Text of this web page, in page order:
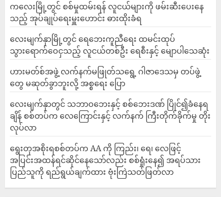
ကလေးမြို့တွင် စစ်မှုထမ်းရန် လူငယ်များကို ဖမ်းဆီးပေးနေ
သည့် အုပ်ချုပ်ရေးမှူးဟောင်း ဓားထိုးခံရ
လေးမျက်နှာမြို့တွင် ရေဘေးကူညီရေး ထမင်းထုပ်
သွားရောက်ဝေငှသည့် လူငယ်တစ်ဦး ရေစီးနှင့် မျောပါသေဆုံး
ဟားမတ်စ်အဖွဲ့ လက်နက်မဖြုတ်သရွေ့ ဂါဇာဒေသမှ တပ်ဖွဲ့
တွေ မဆုတ်ခွာဘူးလို့ အစ္စရေး ပြော
‎လေးမျက်နှာတွင် သဘာဝဘေးနှင့် စစ်ဘေးဒဏ် ပြိုင်၍ခံနေရ
ချိန် စစ်တပ်က လေကြောင်းနှင့် လက်နက် ကြီးတိုက်ခိုက်မှု တိုး
လုပ်လာ
ရွေးတုအစိုးရစစ်တပ်က AA ကို ကြည်း၊ ရေ၊ လေဖြင့်
အပြင်းအထန်ရင်ဆိုင်နေသော်လည်း စစ်ရှုံးနေ၍ အရပ်သား
ပြည်သူကို ရည်ရွယ်ချက်ထား ဗုံးကြဲသတ်ဖြတ်လာ